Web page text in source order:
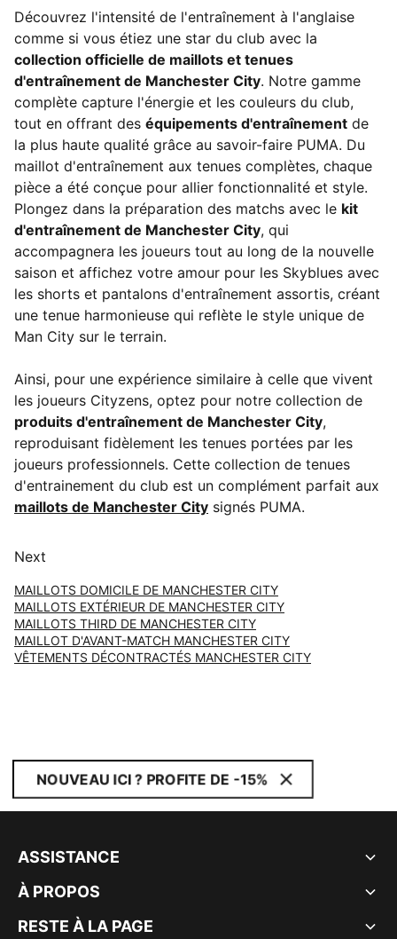
Découvrez l'intensité de l'entraînement à l'anglaise
comme si vous étiez une star du club avec la
collection officielle de maillots et tenues
d'entraînement de Manchester City. Notre gamme
complète capture l'énergie et les couleurs du club,
tout en offrant des équipements d'entraînement de
la plus haute qualité grâce au savoir-faire PUMA. Du
maillot d'entraînement aux tenues complètes, chaque
pièce a été conçue pour allier fonctionnalité et style.
Plongez dans la préparation des matchs avec le kit
d'entraînement de Manchester City, qui
accompagnera les joueurs tout au long de la nouvelle
saison et affichez votre amour pour les Skyblues avec
les shorts et pantalons d'entraînement assortis, créant
une tenue harmonieuse qui reflète le style unique de
Man City sur le terrain.
Ainsi, pour une expérience similaire à celle que vivent
les joueurs Cityzens, optez pour notre collection de
produits d'entraînement de Manchester City,
reproduisant fidèlement les tenues portées par les
joueurs professionnels. Cette collection de tenues
d'entrainement du club est un complément parfait aux
maillots de Manchester City signés PUMA.
Next
MAILLOTS DOMICILE DE MANCHESTER CITY
MAILLOTS EXTÉRIEUR DE MANCHESTER CITY
MAILLOTS THIRD DE MANCHESTER CITY
MAILLOT D'AVANT-MATCH MANCHESTER CITY
VÊTEMENTS DÉCONTRACTÉS MANCHESTER CITY
NOUVEAU ICI ? PROFITE DE -15%
ASSISTANCE
À PROPOS
RESTE À LA PAGE